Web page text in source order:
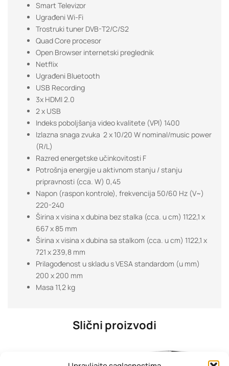
Smart Televizor
Ugrađeni Wi-Fi
Trostruki tuner DVB-T2/C/S2
Quad Core procesor
Open Browser internetski preglednik
Netflix
Ugrađeni Bluetooth
USB Recording
3x HDMI 2.0
2 x USB
Indeks poboljšanja video kvalitete (VPI) 1400
Izlazna snaga zvuka 2 x 10/20 W nominal/music power
(R/L)
Razred energetske učinkovitosti F
Potrošnja energije u aktivnom stanju / stanju
pripravnosti (cca. W) 0,45
Napon (raspon kontrole), frekvencija 50/60 Hz (V~)
220-240
Širina x visina x dubina bez stalka (cca. u cm) 1122,1 x
667 x 85 mm
Širina x visina x dubina sa stalkom (cca. u cm) 1122,1 x
721 x 239,8 mm
Prilagođenost u skladu s VESA standardom (u mm)
200 x 200 mm
Masa 11,2 kg
Slični proizvodi